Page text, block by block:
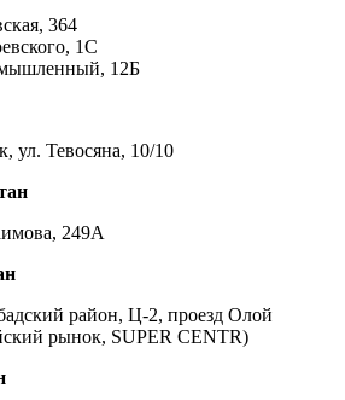
364
1С
12Б
ул. Тевосяна, 10/10
249А
район, Ц-2, проезд Олой
рынок, SUPER CENTR)